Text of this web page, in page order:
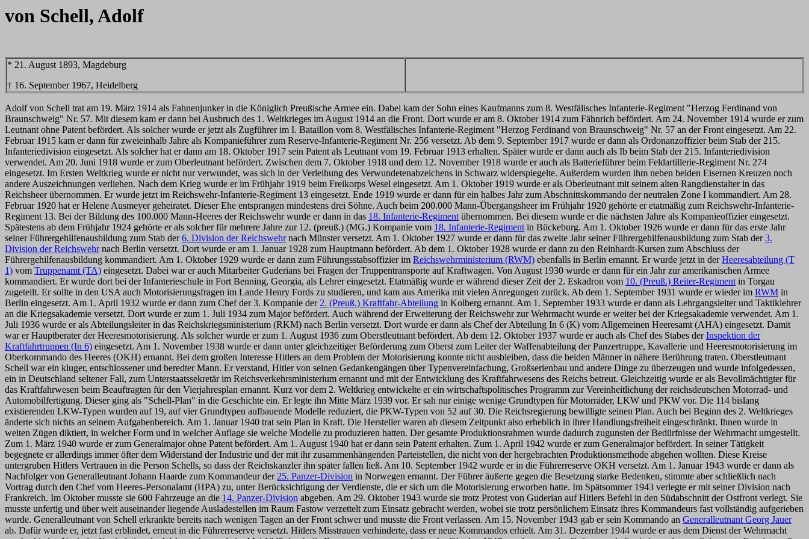
von Schell, Adolf
* 21. August 1893, Magdeburg
† 16. September 1967, Heidelberg
Adolf von Schell trat am 19. März 1914 als Fahnenjunker in die Königlich Preußische Armee ein. Dabei kam der Sohn eines Kaufmanns zum 8. Westfälisches Infanterie-Regiment "Herzog Ferdinand von
Braunschweig" Nr. 57. Mit diesem kam er dann bei Ausbruch des 1. Weltkrieges im August 1914 an die Front. Dort wurde er am 8. Oktober 1914 zum Fähnrich befördert. Am 24. November 1914 wurde er zum
Leutnant ohne Patent befördert. Als solcher wurde er jetzt als Zugführer im I. Bataillon vom 8. Westfälisches Infanterie-Regiment "Herzog Ferdinand von Braunschweig" Nr. 57 an der Front eingesetzt. Am 22.
Februar 1915 kam er dann für zweieinhalb Jahre als Kompanieführer zum Reserve-Infanterie-Regiment Nr. 256 versetzt. Ab dem 9. September 1917 wurde er dann als Ordonanzoffizier beim Stab der 215.
Infanteriedivision eingesetzt. Als solcher hat er dann am 18. Oktober 1917 sein Patent als Leutnant vom 19. Februar 1913 erhalten. Später wurde er dann auch als Ib beim Stab der 215. Infanteriedivision
verwendet. Am 20. Juni 1918 wurde er zum Oberleutnant befördert. Zwischen dem 7. Oktober 1918 und dem 12. November 1918 wurde er auch als Batterieführer beim Feldartillerie-Regiment Nr. 274
eingesetzt. Im Ersten Weltkrieg wurde er nicht nur verwundet, was sich in der Verleihung des Verwundetenabzeichens in Schwarz widerspiegelte. Außerdem wurden ihm neben beiden Eisernen Kreuzen noch
andere Auszeichnungen verliehen. Nach dem Krieg wurde er im Frühjahr 1919 beim Freikorps Wesel eingesetzt. Am 1. Oktober 1919 wurde er als Oberleutnant mit seinem alten Rangdienstalter in das
Reichsheer übernommen. Er wurde jetzt im Reichswehr-Infanterie-Regiment 13 eingesetzt. Ende 1919 wurde er dann für ein halbes Jahr zum Abschnittskommando der neutralen Zone I kommandiert. Am 28.
Februar 1920 hat er Helene Ausmeyer geheiratet. Dieser Ehe entsprangen mindestens drei Söhne. Auch beim 200.000 Mann-Übergangsheer im Frühjahr 1920 gehörte er etatmäßig zum Reichswehr-Infanterie-
Regiment 13. Bei der Bildung des 100.000 Mann-Heeres der Reichswehr wurde er dann in das 18. Infanterie-Regiment übernommen. Bei diesem wurde er die nächsten Jahre als Kompanieoffizier eingesetzt.
Spätestens ab dem Frühjahr 1924 gehörte er als solcher für mehrere Jahre zur 12. (preuß.) (MG.) Kompanie vom 18. Infanterie-Regiment in Bückeburg. Am 1. Oktober 1926 wurde er dann für das erste Jahr
seiner Führergehilfenausbildung zum Stab der6. Division der Reichswehrnach Münster versetzt. Am 1. Oktober 1927 wurde er dann für das zweite Jahr seiner Führergehilfenausbildung zum Stab der3.
Division der Reichswehrnach Berlin versetzt. Dort wurde er am 1. Januar 1928 zum Hauptmann befördert. Ab dem 1. Oktober 1928 wurde er dann zu den Reinhardt-Kursen zum Abschluss der
Führergehilfenausbildung kommandiert. Am 1. Oktober 1929 wurde er dann zum Führungsstabsoffizier im Reichswehrministerium (RWM) ebenfalls in Berlin ernannt. Er wurde jetzt in derHeeresabteilung (T
1) vom Truppenamt (TA) eingesetzt. Dabei war er auch Mitarbeiter Guderians bei Fragen der Truppentransporte auf Kraftwagen. Von August 1930 wurde er dann für ein Jahr zur amerikanischen Armee
kommandiert. Er wurde dort bei der Infanterieschule in Fort Benning, Georgia, als Lehrer eingesetzt. Etatmäßig wurde er während dieser Zeit der 2. Eskadron vom 10. (Preuß.) Reiter-Regiment in Torgau
zugeteilt. Er sollte in den USA auch Motorisierungsfragen im Lande Henry Fords zu studieren, und kam aus Amerika mit vielen Anregungen zurück. Ab dem 1. September 1931 wurde er wieder im RWM in
Berlin eingesetzt. Am 1. April 1932 wurde er dann zum Chef der 3. Kompanie der 2. (Preuß.) Kraftfahr-Abteilung in Kolberg ernannt. Am 1. September 1933 wurde er dann als Lehrgangsleiter und Taktiklehrer
an die Kriegsakademie versetzt. Dort wurde er zum 1. Juli 1934 zum Major befördert. Auch während der Erweiterung der Reichswehr zur Wehrmacht wurde er weiter bei der Kriegsakademie verwendet. Am 1.
Juli 1936 wurde er als Abteilungsleiter in das Reichskriegsministerium (RKM) nach Berlin versetzt. Dort wurde er dann als Chef der Abteilung In 6 (K) vom Allgemeinen Heeresamt (AHA) eingesetzt. Damit
war er Hauptberater der Heeresmotorisierung. Als solcher wurde er zum 1. August 1936 zum Oberstleutnant befördert. Ab dem 12. Oktober 1937 wurde er auch als Chef des Stabes derInspektion der
Kraftfahrtruppen (In 6) eingesetzt. Am 1. November 1938 wurde er dann unter gleichzeitiger Beförderung zum Oberst zum Leiter der Waffenabteilung der Panzertruppe, Kavallerie und Heeresmotorisierung im
Oberkommando des Heeres (OKH) ernannt. Bei dem großen Interesse Hitlers an dem Problem der Motorisierung konnte nicht ausbleiben, dass die beiden Männer in nähere Berührung traten. Oberstleutnant
Schell war ein kluger, entschlossener und beredter Mann. Er verstand, Hitler von seinen Gedankengängen über Typenvereinfachung, Großserienbau und andere Dinge zu überzeugen und wurde infolgedessen,
ein in Deutschland seltener Fall, zum Unterstaatssekretär im Reichsverkehrsministerium ernannt und mit der Entwicklung des Kraftfahrwesens des Reichs betreut. Gleichzeitig wurde er als Bevollmächtigter für
das Kraftfahrwesen beim Beauftragten für den Vierjahresplan ernannt. Kurz vor dem 2. Weltkrieg entwickelte er ein wirtschaftspolitisches Programm zur Vereinheitlichung der reichsdeutschen Motorrad- und
Automobilfertigung. Dieser ging als "Schell-Plan" in die Geschichte ein. Er legte ihn Mitte März 1939 vor. Er sah nur einige wenige Grundtypen für Motorräder, LKW und PKW vor. Die 114 bislang
existierenden LKW-Typen wurden auf 19, auf vier Grundtypen aufbauende Modelle reduziert, die PKW-Typen von 52 auf 30. Die Reichsregierung bewilligte seinen Plan. Auch bei Beginn des 2. Weltkrieges
änderte sich nichts an seinem Aufgabenbereich. Am 1. Januar 1940 trat sein Plan in Kraft. Die Hersteller waren ab diesem Zeitpunkt also erheblich in ihrer Handlungsfreiheit eingeschränkt. Ihnen wurde in
weiten Zügen diktiert, in welcher Form und in welcher Auflage sie welche Modelle zu produzieren hatten. Der gesamte Produktionsrahmen wurde dadurch zugunsten der Bedürfnisse der Wehrmacht umgestellt.
Zum 1. März 1940 wurde er zum Generalmajor ohne Patent befördert. Am 1. August 1940 hat er dann sein Patent erhalten. Zum 1. April 1942 wurde er zum Generalmajor befördert. In seiner Tätigkeit
begegnete er allerdings immer öfter dem Widerstand der Industrie und der mit ihr zusammenhängenden Parteistellen, die nicht von der hergebrachten Produktionsmethode abgehen wollten. Diese Kreise
untergruben Hitlers Vertrauen in die Person Schells, so dass der Reichskanzler ihn später fallen ließ. Am 10. September 1942 wurde er in die Führerreserve OKH versetzt. Am 1. Januar 1943 wurde er dann als
Nachfolger von Generalleutnant Johann Haarde zum Kommandeur der 25. Panzer-Division in Norwegen ernannt. Der Führer äußerte gegen die Besetzung starke Bedenken, stimmte aber schließlich nach
Vortrag durch den Chef vom Heeres-Personalamt (HPA) zu, unter Berücksichtigung der Verdienste, die er sich um die Motorisierung erworben hatte. Im Spätsommer 1943 verlegte er mit seiner Division nach
Frankreich. Im Oktober musste sie 600 Fahrzeuge an die 14. Panzer-Division abgeben. Am 29. Oktober 1943 wurde sie trotz Protest von Guderian auf Hitlers Befehl in den Südabschnitt der Ostfront verlegt. Sie
musste unfertig und über weit auseinander liegende Ausladestellen im Raum Fastow verzettelt zum Einsatz gebracht werden, wobei sie trotz persönlichem Einsatz ihres Kommandeurs fast vollständig aufgerieben
wurde. Generalleutnant von Schell erkrankte bereits nach wenigen Tagen an der Front schwer und musste die Front verlassen. Am 15. November 1943 gab er sein Kommando an Generalleutnant Georg Jauer
ab. Dafürwurde er, jetzt fast erblindet, erneut in die Führerreserve versetzt. Hitlers Misstrauen verhinderte, dass er neue Kommandos erhielt. Am 31. Dezember 1944 wurde er aus dem Dienst der Wehrmacht